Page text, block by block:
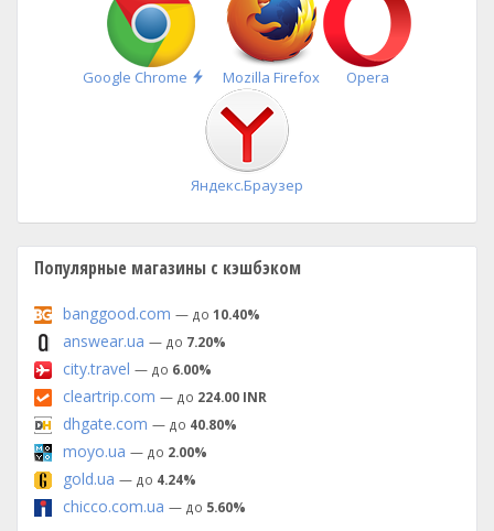
Google Chrome
Быстрая
установка
Mozilla Firefox Opera
Яндекс.Браузер
Популярные магазины с кэшбэком
banggood.com — до 10.40%
answear.ua — до 7.20%
city.travel — до 6.00%
cleartrip.com — до 224.00 INR
dhgate.com — до 40.80%
moyo.ua — до 2.00%
gold.ua — до 4.24%
chicco.com.ua — до 5.60%